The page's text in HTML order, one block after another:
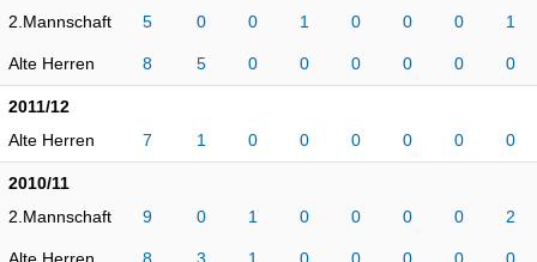
2.Mannschaft
5 0 0 1 0 0 0 1
Alte Herren 8 5 0 0 0 0 0 0
2011/12
Alte Herren
7 1 0 0 0 0 0 0
2010/11
2.Mannschaft
9 0 1 0 0 0 0 2